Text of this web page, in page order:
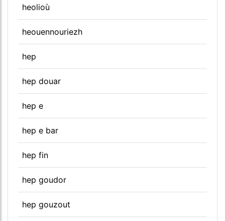
heolioù
heouennouriezh
hep
hep douar
hep e
hep e bar
hep fin
hep goudor
hep gouzout